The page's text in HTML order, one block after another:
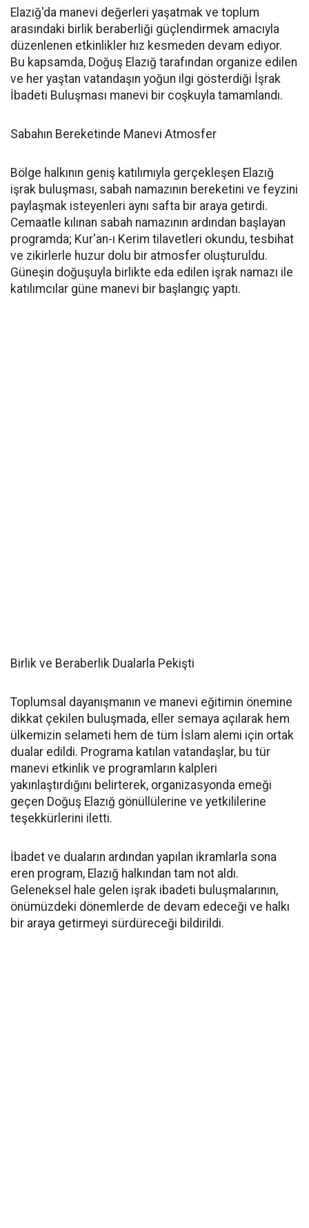
Elazığ'da manevi değerleri yaşatmak ve toplum
arasındaki birlik beraberliği güçlendirmek amacıyla
düzenlenen etkinlikler hız kesmeden devam ediyor.
Bu kapsamda, Doğuş Elazığ tarafından organize edilen
ve her yaştan vatandaşın yoğun ilgi gösterdiği İşrak
İbadeti Buluşması manevi bir coşkuyla tamamlandı.
Sabahın Bereketinde Manevi Atmosfer
Bölge halkının geniş katılımıyla gerçekleşen Elazığ
işrak buluşması, sabah namazının bereketini ve feyzini
paylaşmak isteyenleri aynı safta bir araya getirdi.
Cemaatle kılınan sabah namazının ardından başlayan
programda; Kur'an-ı Kerim tilavetleri okundu, tesbihat
ve zikirlerle huzur dolu bir atmosfer oluşturuldu.
Güneşin doğuşuyla birlikte eda edilen işrak namazı ile
katılımcılar güne manevi bir başlangıç yaptı.
Birlik ve Beraberlik Dualarla Pekişti
Toplumsal dayanışmanın ve manevi eğitimin önemine
dikkat çekilen buluşmada, eller semaya açılarak hem
ülkemizin selameti hem de tüm İslam alemi için ortak
dualar edildi. Programa katılan vatandaşlar, bu tür
manevi etkinlik ve programların kalpleri
yakınlaştırdığını belirterek, organizasyonda emeği
geçen Doğuş Elazığ gönüllülerine ve yetkililerine
teşekkürlerini iletti.
İbadet ve duaların ardından yapılan ikramlarla sona
eren program, Elazığ halkından tam not aldı.
Geleneksel hale gelen işrak ibadeti buluşmalarının,
önümüzdeki dönemlerde de devam edeceği ve halkı
bir araya getirmeyi sürdüreceği bildirildi.